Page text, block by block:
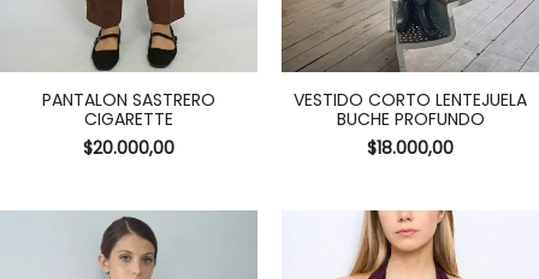
PANTALON SASTRERO
CIGARETTE
$20.000,00
VESTIDO CORTO LENTEJUELA
BUCHE PROFUNDO
$18.000,00